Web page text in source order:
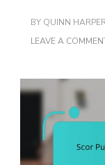
BY QUINN
LEAVE A